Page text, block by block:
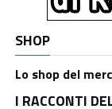
SHOP
Lo shop del
I RACCONTI